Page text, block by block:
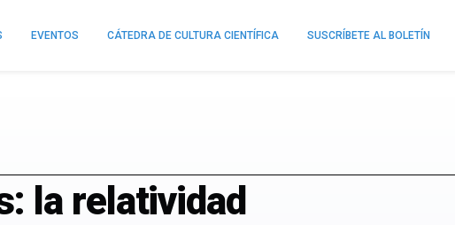
EVENTOS CÁTEDRA DE CULTURA CIENTÍFICA SUSCRÍBETE AL BOLETÍN
la relatividad